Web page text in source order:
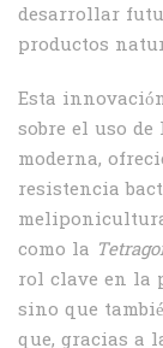
desarrollar
productos
Esta
sobre el uso
moderna,
resistencia
como la
rol clave en la
sino que
que, gracias a